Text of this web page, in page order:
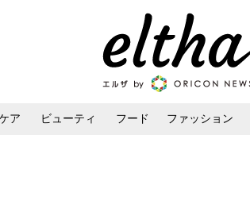
ア ビューティ フード ファッション